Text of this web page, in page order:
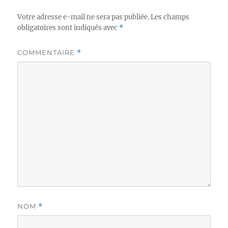
Votre adresse e-mail ne sera pas publiée. Les champs
obligatoires sont indiqués avec *
COMMENTAIRE *
NOM *